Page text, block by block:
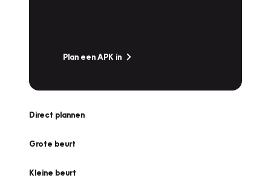
Plan een APK in
Direct plannen
Grote beurt
Kleine beurt